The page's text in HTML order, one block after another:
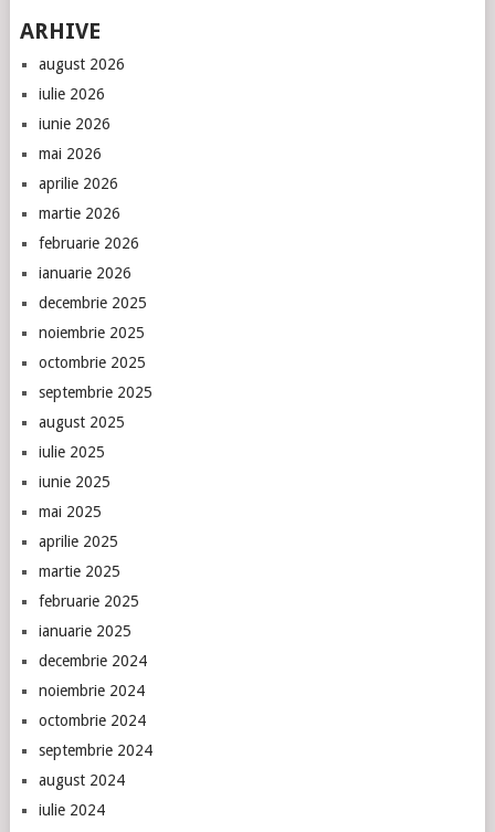
ARHIVE
august 2026
iulie 2026
iunie 2026
mai 2026
aprilie 2026
martie 2026
februarie 2026
ianuarie 2026
decembrie 2025
noiembrie 2025
octombrie 2025
septembrie 2025
august 2025
iulie 2025
iunie 2025
mai 2025
aprilie 2025
martie 2025
februarie 2025
ianuarie 2025
decembrie 2024
noiembrie 2024
octombrie 2024
septembrie 2024
august 2024
iulie 2024